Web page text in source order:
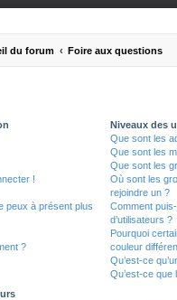
du forum Foire aux questions
!
peux à présent plus
?
Niveaux des
Que sont les
Que sont les
Que sont les
Où sont les
rejoindre un ?
Comment
d’utilisateurs ?
Pourquoi
couleur
Qu’est-ce
Qu’est-ce que